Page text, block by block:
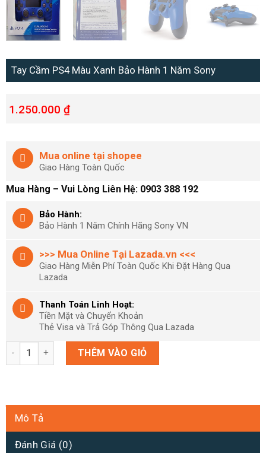
Tay Cầm PS4 Màu Xanh Bảo Hành 1 Năm Sony
1.250.000 ₫
Mua online tại shopee
Giao Hàng Toàn Quốc
Mua Hàng – Vui Lòng Liên Hệ: 0903 388 192
Bảo Hành:
Bảo Hành 1 Năm Chính Hãng Sony VN
>>> Mua Online Tại Lazada.vn <<<
Giao Hàng Miễn Phí Toàn Quốc Khi Đặt Hàng Qua
Lazada
Thanh Toán Linh Hoạt:
Tiền Mặt và Chuyển Khoản
Thẻ Visa và Trả Góp Thông Qua Lazada
Tay Cầm PS4 Màu Xanh Bảo Hành 1 Năm Sony số lượng
THÊM VÀO GIỎ
Mô Tả
Đánh Giá (0)